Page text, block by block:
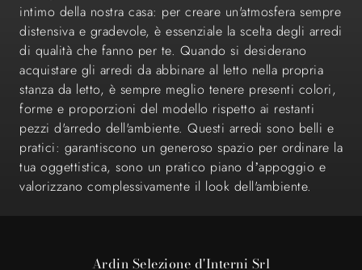
intimo della nostra casa: per creare un'atmosfera sempre
distensiva e gradevole, è essenziale la scelta degli arredi
di qualità che fanno per te. Quando si desiderano
acquistare gli arredi da abbinare al letto nella propria
stanza da letto, è sempre meglio tenere presenti colori,
forme e proporzioni del modello rispetto ai restanti
pezzi d'arredo dell'ambiente. Questi arredi sono belli e
pratici: garantiscono un generoso spazio per ordinare la
tua oggettistica, sono un pratico piano d’appoggio e
valorizzano complessivamente il look dell'ambiente.
Ardin Selezione d'Interni Srl